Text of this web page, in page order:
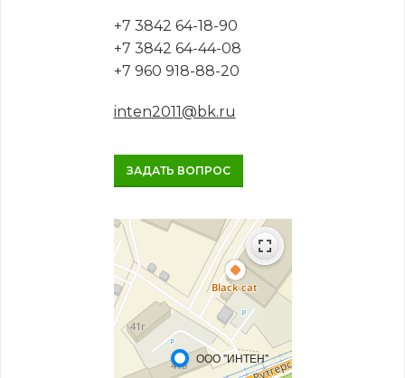
+7 3842 64-18-90
+7 3842 64-44-08
+7 960 918-88-20
inten2011@bk.ru
ЗАДАТЬ ВОПРОС